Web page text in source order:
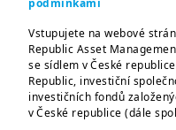
Vstupujete na webové
Republic Asset
se sídlem v České
Republic, investiční
investičních fondů
v České republice (dále
Společnosti dne
Amundi CR
V rámci